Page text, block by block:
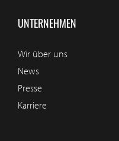
UNTERNEHMEN
Wir über uns
News
Presse
Karriere